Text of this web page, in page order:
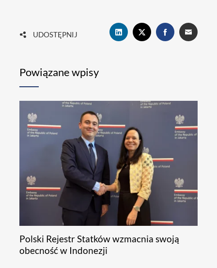
UDOSTĘPNIJ
Powiązane wpisy
Polski Rejestr Statków wzmacnia swoją
obecność w Indonezji